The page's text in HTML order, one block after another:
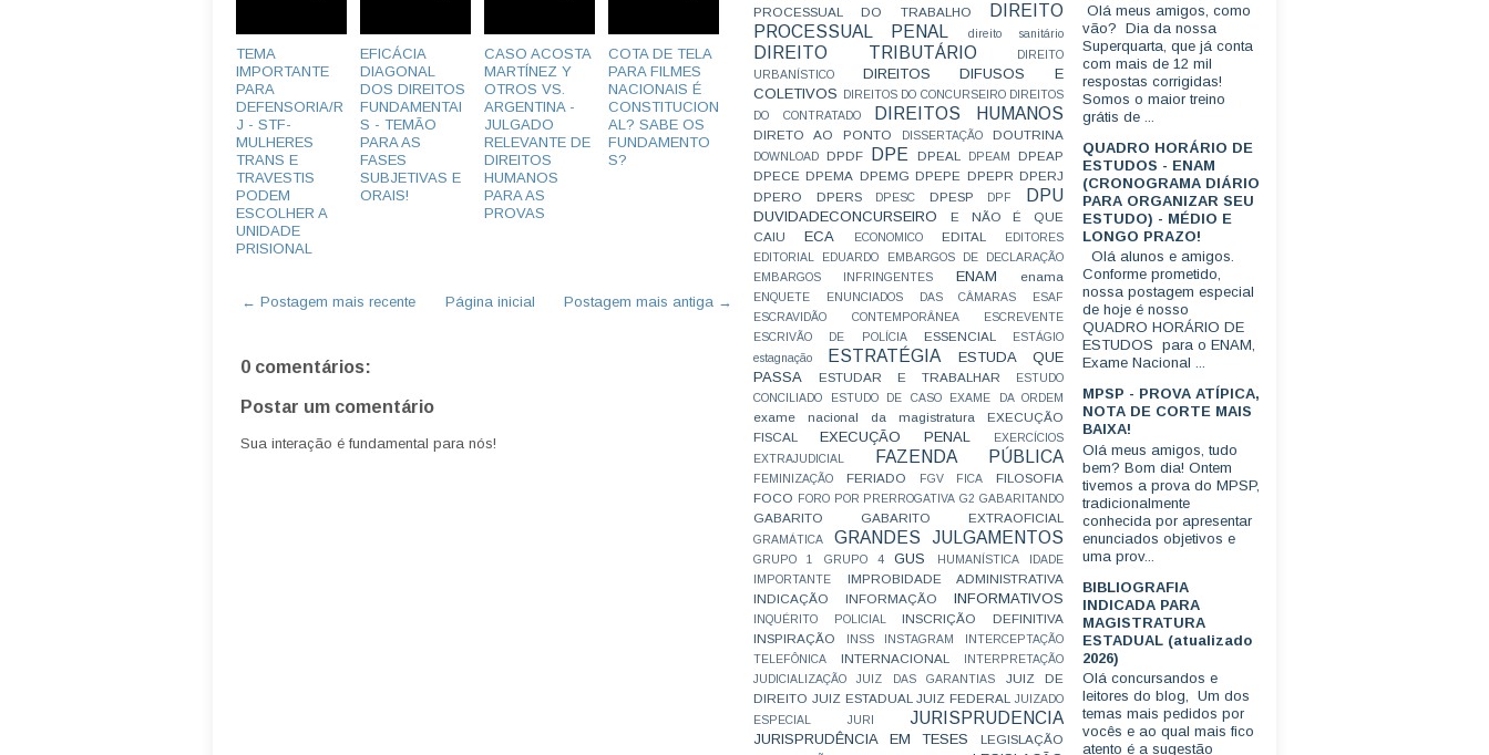
TEMA
IMPORTANTE
PARA
DEFENSORIA/R
J - STF-
MULHERES
TRANS E
TRAVESTIS
PODEM
ESCOLHER A
UNIDADE
PRISIONAL
EFICÁCIA
DIAGONAL
DOS DIREITOS
FUNDAMENTAI
S - TEMÃO
PARA AS
FASES
SUBJETIVAS E
ORAIS!
CASO ACOSTA
MARTÍNEZ Y
OTROS VS.
ARGENTINA -
JULGADO
RELEVANTE DE
DIREITOS
HUMANOS
PARA AS
PROVAS
COTA DE TELA
PARA FILMES
NACIONAIS É
CONSTITUCION
AL? SABE OS
FUNDAMENTO
S?
← Postagem mais recente Postagem mais antiga →
Página inicial
0 comentários:
Postar um comentário
Sua interação é fundamental para nós!
PROCESSUAL DO TRABALHO
DIREITO
PROCESSUAL PENAL
direito sanitário
DIREITO TRIBUTÁRIO
DIREITO
URBANÍSTICO
DIREITOS DIFUSOS E
COLETIVOS
DIREITOS DO CONCURSEIRO DIREITOS
DO CONTRATADO
DIREITOS HUMANOS
DIRETO AO PONTO DISSERTAÇÃO DOUTRINA
DOWNLOAD DPDF DPE DPEAL DPEAM
DPEAP
DPECE DPEMA DPEMG DPEPE DPEPR DPERJ
DPERO
DPERS DPESC DPESP DPF DPU
DUVIDADECONCURSEIRO
E NÃO É QUE
CAIU
ECA ECONOMICO EDITAL
EDITORES
EDITORIAL
EDUARDO
EMBARGOS DE DECLARAÇÃO
EMBARGOS INFRINGENTES
ENAM enama
ENQUETE ENUNCIADOS DAS CÂMARAS
ESAF
ESCRAVIDÃO CONTEMPORÂNEA
ESCREVENTE
ESCRIVÃO DE POLÍCIA
ESSENCIAL
ESTÁGIO
estagnação
ESTRATÉGIA
ESTUDA QUE
PASSA
ESTUDAR E TRABALHAR
ESTUDO
CONCILIADO
ESTUDO DE CASO EXAME DA ORDEM
exame nacional da magistratura
EXECUÇÃO
FISCAL
EXECUÇÃO PENAL
EXERCÍCIOS
EXTRAJUDICIAL
FAZENDA PÚBLICA
FEMINIZAÇÃO FERIADO FGV FICA
FILOSOFIA
FOCO
FORO POR PRERROGATIVA G2 GABARITANDO
GABARITO GABARITO EXTRAOFICIAL
GRAMÁTICA GRANDES JULGAMENTOS
GRUPO 1 GRUPO 4 GUS HUMANÍSTICA
IDADE
IMPORTANTE
IMPROBIDADE ADMINISTRATIVA
INDICAÇÃO
INFORMAÇÃO INFORMATIVOS
INQUÉRITO POLICIAL
INSCRIÇÃO DEFINITIVA
INSPIRAÇÃO
INSS INSTAGRAM
INTERCEPTAÇÃO
TELEFÔNICA
INTERNACIONAL
INTERPRETAÇÃO
JUDICIALIZAÇÃO
JUIZ DAS GARANTIAS
JUIZ DE
DIREITO JUIZ ESTADUAL JUIZ FEDERAL
JUIZADO
ESPECIAL
JURI JURISPRUDENCIA
JURISPRUDÊNCIA EM TESES
LEGISLAÇÃO
Olá meus amigos, como
vão? Dia da nossa
Superquarta, que já conta
com mais de 12 mil
respostas corrigidas!
Somos o maior treino
grátis de ...
QUADRO HORÁRIO DE
ESTUDOS - ENAM
(CRONOGRAMA DIÁRIO
PARA ORGANIZAR SEU
ESTUDO) - MÉDIO E
LONGO PRAZO!
Olá alunos e amigos.
Conforme prometido,
nossa postagem especial
de hoje é nosso
QUADRO HORÁRIO DE
ESTUDOS para o ENAM,
Exame Nacional ...
MPSP - PROVA ATÍPICA,
NOTA DE CORTE MAIS
BAIXA!
Olá meus amigos, tudo
bem? Bom dia! Ontem
tivemos a prova do MPSP,
tradicionalmente
conhecida por apresentar
enunciados objetivos e
uma prov...
BIBLIOGRAFIA
INDICADA PARA
MAGISTRATURA
ESTADUAL (atualizado
2026)
Olá concursandos e
leitores do blog, Um dos
temas mais pedidos por
vocês e ao qual mais fico
atento é a sugestão